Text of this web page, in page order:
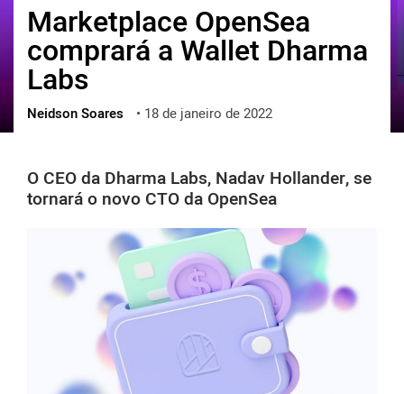
한국어
العربية
ไทย
ქართული
vietnamese
Marketplace OpenSea
comprará a Wallet Dharma
Labs
Neidson Soares • 18 de janeiro de 2022
O CEO da Dharma Labs, Nadav Hollander, se
tornará o novo CTO da OpenSea